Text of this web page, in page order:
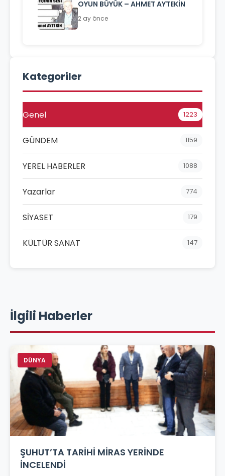
OYUN BÜYÜK – AHMET AYTEKİN
2 ay önce
Kategoriler
Genel 1223
GÜNDEM 1159
YEREL HABERLER 1088
Yazarlar 774
SİYASET 179
KÜLTÜR SANAT 147
İlgili Haberler
DÜNYA
ŞUHUT’TA TARİHİ MİRAS YERİNDE
İNCELENDİ